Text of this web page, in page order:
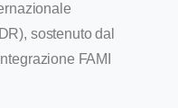
sostenuto dal
FAMI